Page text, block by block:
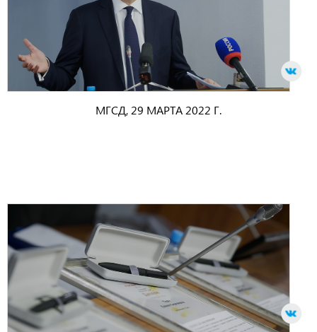
МГСД, 29 МАРТА 2022 Г.